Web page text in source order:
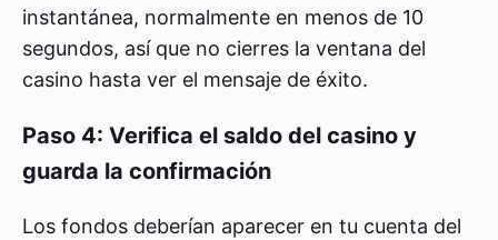
instantánea, normalmente en menos de 10
segundos, así que no cierres la ventana del
casino hasta ver el mensaje de éxito.
Paso 4: Verifica el saldo del casino y
guarda la confirmación
Los fondos deberían aparecer en tu cuenta del